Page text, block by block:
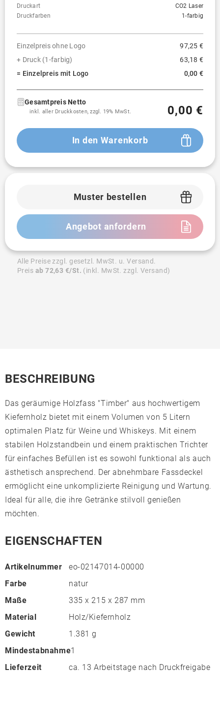
Druckart
CO2 Laser
Druckfarben
1-farbig
Einzelpreis ohne Logo
97,25 €
+ Druck (1-farbig)
63,18 €
= Einzelpreis mit Logo
0,00 €
Gesamtpreis Netto
inkl. aller Druckkosten, zzgl. 19% MwSt. 0,00 €
In den Warenkorb
Muster bestellen
Angebot anfordern
Alle Preise zzgl. gesetzl. MwSt. u. Versand.
Preis ab 72,63 €/St. (inkl. MwSt. zzgl. Versand)
BESCHREIBUNG
Das geräumige Holzfass "Timber" aus hochwertigem
Kiefernholz bietet mit einem Volumen von 5 Litern
optimalen Platz für Weine und Whiskeys. Mit einem
stabilen Holzstandbein und einem praktischen Trichter
für einfaches Befüllen ist es sowohl funktional als auch
ästhetisch ansprechend. Der abnehmbare Fassdeckel
ermöglicht eine unkomplizierte Reinigung und Wartung.
Ideal für alle, die ihre Getränke stilvoll genießen
möchten.
EIGENSCHAFTEN
Artikelnummer
eo-02147014-00000
Farbe
natur
Maße
335 x 215 x 287 mm
Material
Holz/Kiefernholz
Gewicht
1.381 g
Mindestabnahme1
Lieferzeit
ca. 13 Arbeitstage nach Druckfreigabe